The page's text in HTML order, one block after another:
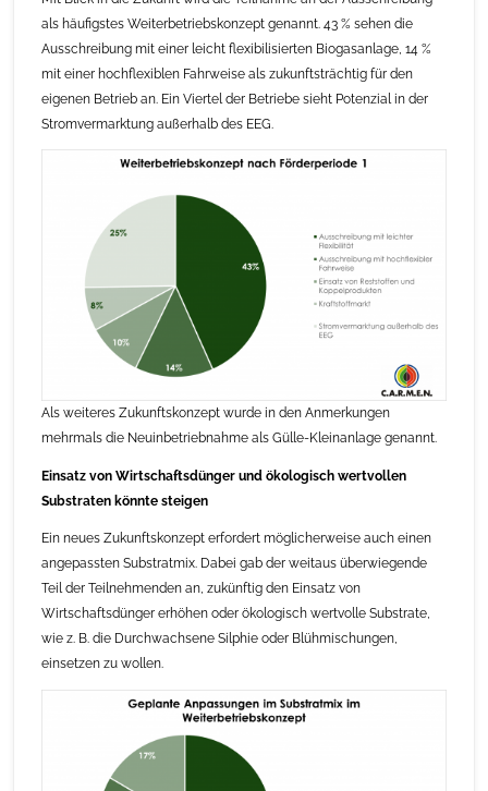
als häufigstes Weiterbetriebskonzept genannt. 43 % sehen die
Ausschreibung mit einer leicht flexibilisierten Biogasanlage, 14 %
mit einer hochflexiblen Fahrweise als zukunftsträchtig für den
eigenen Betrieb an. Ein Viertel der Betriebe sieht Potenzial in der
Stromvermarktung außerhalb des EEG.
Als weiteres Zukunftskonzept wurde in den Anmerkungen
mehrmals die Neuinbetriebnahme als Gülle-Kleinanlage genannt.
Einsatz von Wirtschaftsdünger und ökologisch wertvollen
Substraten könnte steigen
Ein neues Zukunftskonzept erfordert möglicherweise auch einen
angepassten Substratmix. Dabei gab der weitaus überwiegende
Teil der Teilnehmenden an, zukünftig den Einsatz von
Wirtschaftsdünger erhöhen oder ökologisch wertvolle Substrate,
wie z. B. die Durchwachsene Silphie oder Blühmischungen,
einsetzen zu wollen.